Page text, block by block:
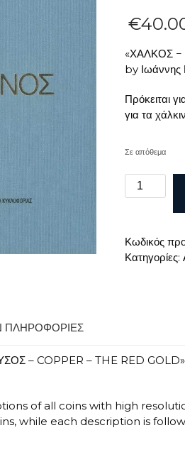
€
«ΧΑΛΚΟΣ −
by Ιωάννης
Πρόκειται
για τα
Σε απόθεμα
«ΧΑΛΚΟΣ
−
ΧΡΥΣΟΣ»
ποσότητα
Κωδικός
Κατηγορίες:
ΠΛΗΡΟΦΟΡΊΕΣ
– COPPER – THE RED GOLD»
of all coins with high
while each description is